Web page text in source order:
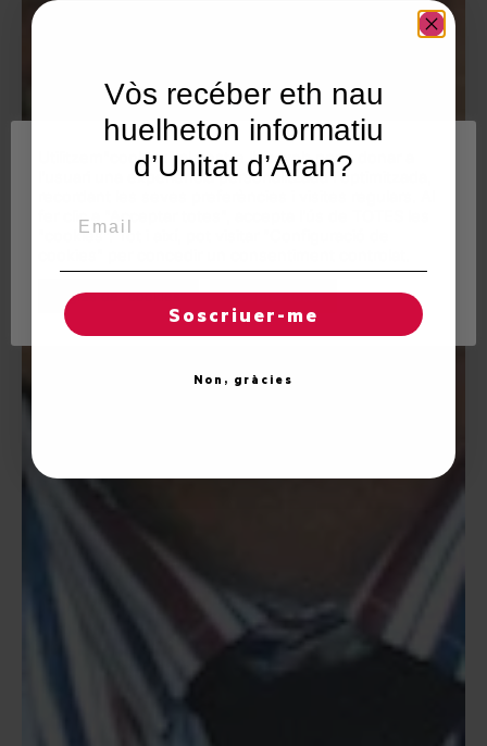
Utilitzem"cookies" al nostre lloc web per a donar a
l'usuari una experiència personalitzada i optimitzada,
fer clic a "Acceptar totes", accepta l'ús de TOTES les
"cookies". Tot i així, pot visitar "Configuració de
Regles de "cookies" Acceptar totes
Vòs recéber eth nau
huelheton informatiu
d’Unitat d’Aran?
Soscriuer-me
Non, gràcies